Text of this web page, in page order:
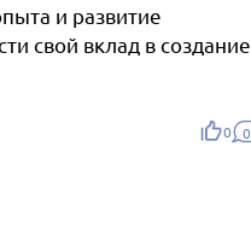
и развитие
свой вклад в создание
0 0